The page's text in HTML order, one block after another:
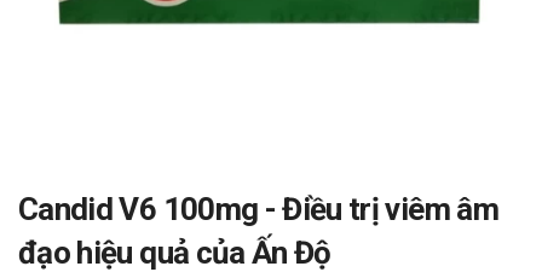
Candid V6 100mg - Điều trị viêm âm
đạo hiệu quả của Ấn Độ